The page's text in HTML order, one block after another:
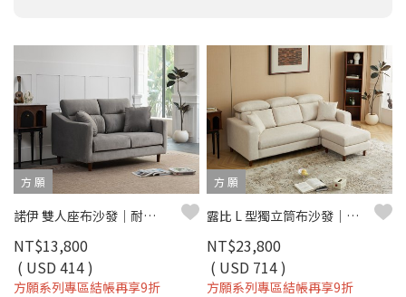
方 願
諾伊 雙人座布沙發｜耐磨棉絨布 × 狹扶手設計 × 高質小宅首選 – 方願系列
NT$13,800
( USD 414 )
方願系列專區結帳再享9折
方 願
露比 L 型獨立筒布沙發｜獨立筒彈簧 × 可拆洗布套 × 平價小宅首選 – 方願系列
NT$23,800
( USD 714 )
方願系列專區結帳再享9折